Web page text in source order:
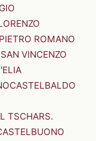
ROMANO
VINCENZO
CASTELBALDO
TSCHARS.